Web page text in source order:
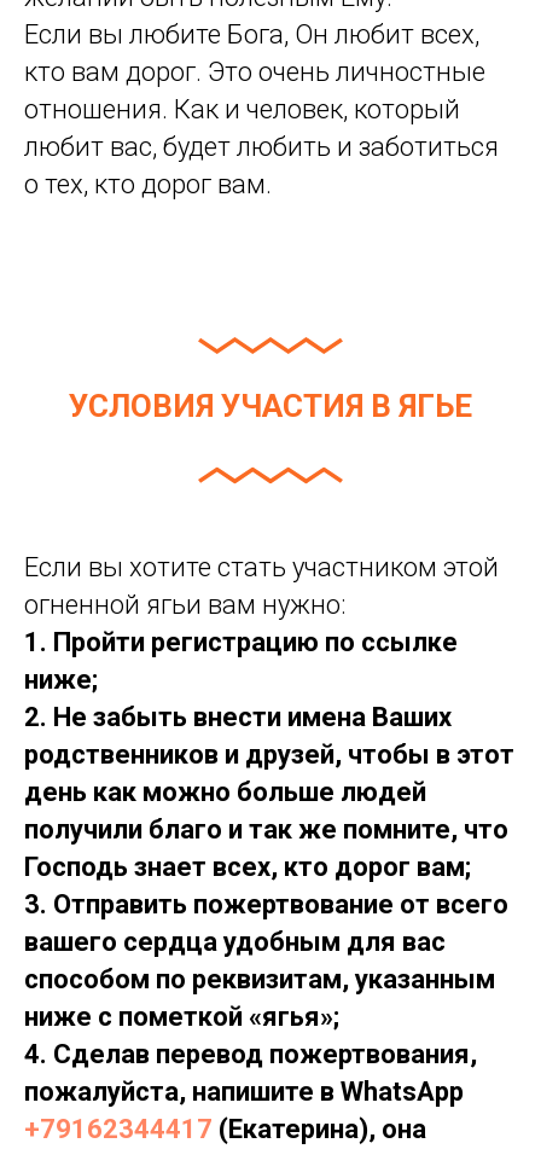
Если вы любите Бога, Он любит всех,
кто вам дорог. Это очень личностные
отношения. Как и человек, который
любит вас, будет любить и заботиться
о тех, кто дорог вам.
УСЛОВИЯ УЧАСТИЯ В ЯГЬЕ
Если вы хотите стать участником этой
огненной ягьи вам нужно:
1. Пройти регистрацию по ссылке
ниже;
2. Не забыть внести имена Ваших
родственников и друзей, чтобы в этот
день как можно больше людей
получили благо и так же помните, что
Господь знает всех, кто дорог вам;
3. Отправить пожертвование от всего
вашего сердца удобным для вас
способом по реквизитам, указанным
ниже с пометкой «ягья»;
4. Сделав перевод пожертвования,
пожалуйста, напишите в WhatsApp
+79162344417 (Екатерина), она